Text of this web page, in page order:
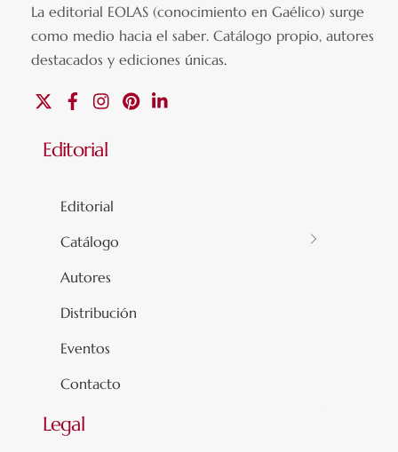
La editorial EOLAS (conocimiento en Gaélico) surge
como medio hacia el saber.Catálogo propio, autores
destacados y ediciones únicas.
FacebookInstagramPinterest
Editorial
Editorial
Catálogo
Autores
Distribución
Eventos
Contacto
Legal